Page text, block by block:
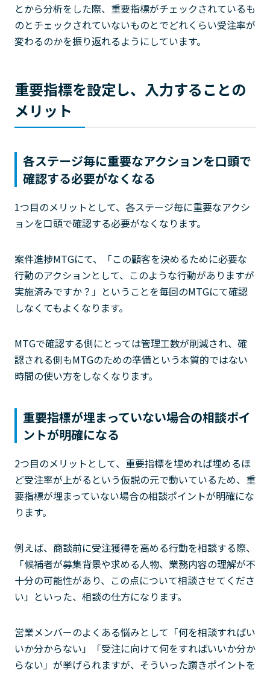
とから分析をした際、重要指標がチェックされているも
のとチェックされていないものとでどれくらい受注率が
変わるのかを振り返れるようにしています。
重要指標を設定し、入力することの
メリット
各ステージ毎に重要なアクションを口頭で
確認する必要がなくなる
1つ目のメリットとして、各ステージ毎に重要なアクシ
ョンを口頭で確認する必要がなくなります。
案件進捗MTGにて、「この顧客を決めるために必要な
行動のアクションとして、このような行動がありますが
実施済みですか？」ということを毎回のMTGにて確認
しなくてもよくなります。
MTGで確認する側にとっては管理工数が削減され、確
認される側もMTGのための準備という本質的ではない
時間の使い方をしなくなります。
重要指標が埋まっていない場合の相談ポイ
ントが明確になる
2つ目のメリットとして、重要指標を埋めれば埋めるほ
ど受注率が上がるという仮説の元で動いているため、重
要指標が埋まっていない場合の相談ポイントが明確にな
ります。
例えば、商談前に受注獲得を高める行動を相談する際、
「候補者が募集背景や求める人物、業務内容の理解が不
十分の可能性があり、この点について相談させてくださ
い」といった、相談の仕方になります。
営業メンバーのよくある悩みとして「何を相談すればい
いか分からない」「受注に向けて何をすればいいか分か
らない」が挙げられますが、そういった躓きポイントを